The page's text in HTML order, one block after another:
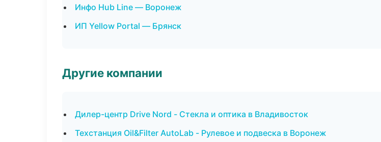
Инфо Hub Line — Воронеж
ИП Yellow Portal — Брянск
Другие компании
Дилер-центр Drive Nord - Стекла и оптика в Владивосток
Техстанция Oil&Filter AutoLab - Рулевое и подвеска в Воронеж